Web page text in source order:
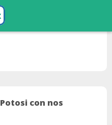
con nos